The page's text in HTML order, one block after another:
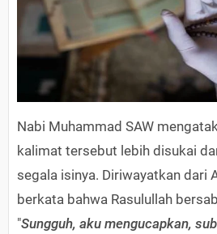
Nabi Muhammad SAW
kalimat tersebut lebih disukai
segala isinya. Diriwayatkan dari
berkata bahwa Rasulullah
"Sungguh, aku mengucapkan,